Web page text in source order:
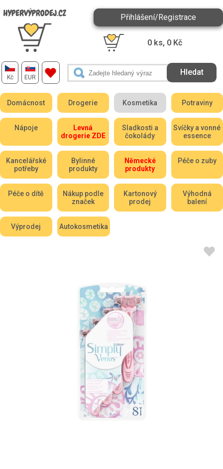
Kč EUR
Přihlášení/Registrace
0 ks, 0 Kč
Domácnost Drogerie Kosmetika Potraviny
Nápoje
Levná
drogerie ZDE
Sladkosti a
čokolády
Svíčky a vonné
essence
Kancelářské
potřeby
Bylinné
produkty
Německé
produkty
Péče o zuby
Péče o dítě
Nákup podle
značek
Kartonový
prodej
Výhodná
balení
Výprodej Autokosmetika